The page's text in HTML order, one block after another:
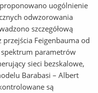
uogólnienie
odwzorowania
szczegółową
Feigenbauma od
spektrum parametrów
sieci bezskalowe,
Barabasi – Albert
są